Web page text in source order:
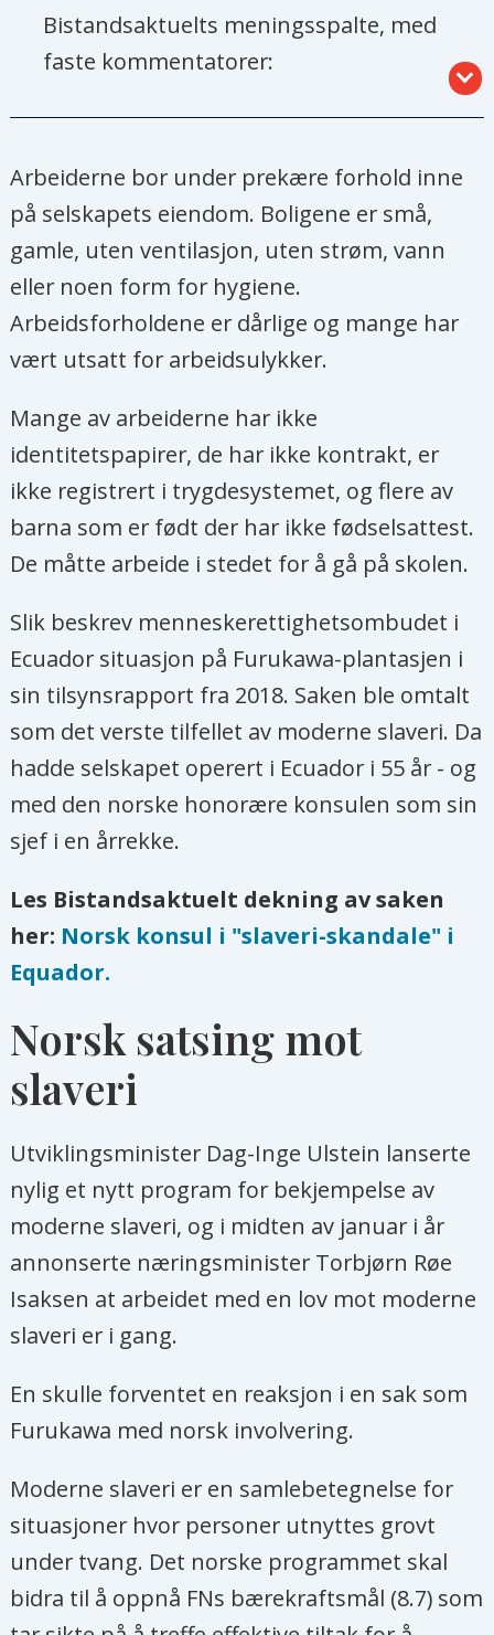
Bistandsaktuelts meningsspalte, med
faste kommentatorer:
Audun Aagre, leder i
Burmakomiteen
Sissel Aarak, fungerende
generalsekretær i SOS-barnebyer
Olutimehin Adegbeye
spaltist
, daglig leder i
Avyanna Diplomacy
Bernt Apeland, Røde Kors-sjef
Kiran Aziz
, advokat og
senioranalytiker for ansvarlige
Zeina Bali, daglig leder for Syrian
Peace Action Center (Space)
Tor A. Benjaminsen
, professor ved
Norges miljø- og biovitenskapelige
universitet
Amar Bokhari
Tidligere FN-ansatt og utenlandssjef
i Redd Barna.
Tankesmien Agenda
Benedicte Bull
Senter for utvikling og miljø ved
Universitetet i Oslo
Hilde Frafjord Johnson, tidligere
utviklingsminister og eks-FN-topp
Dagfinn Høybråten,
generalsekretær i Kirkens Nødhjelp
og debattleder
Tomm Kristiansen, journalist og
kommentator
Heidi Nordby Lunde,
stortingsrepresentant for Høyre
Tor-Hugne Olsen, daglig leder i Sex
Arbeiderne bor under prekære forhold inne
på selskapets eiendom. Boligene er små,
gamle, uten ventilasjon, uten strøm, vann
eller noen form for hygiene.
Arbeidsforholdene er dårlige og mange har
vært utsatt for arbeidsulykker.
Mange av arbeiderne har ikke
identitetspapirer, de har ikke kontrakt, er
ikke registrert i trygdesystemet, og flere av
barna som er født der har ikke fødselsattest.
De måtte arbeide i stedet for å gå på skolen.
Slik beskrev menneskerettighetsombudet i
Ecuador situasjon på Furukawa-plantasjen i
sin tilsynsrapport fra 2018. Saken ble omtalt
som det verste tilfellet av moderne slaveri. Da
hadde selskapet operert i Ecuador i 55 år - og
med den norske honorære konsulen som sin
sjef i en årrekke.
Les Bistandsaktuelt dekning av saken
her: Norsk konsul i "slaveri-skandale" i
Equador.
Norsk satsing mot
slaveri
Utviklingsminister Dag-Inge Ulstein lanserte
nylig et nytt program for bekjempelse av
moderne slaveri, og i midten av januar i år
annonserte næringsminister Torbjørn Røe
Isaksen at arbeidet med en lov mot moderne
slaveri er i gang.
En skulle forventet en reaksjon i en sak som
Furukawa med norsk involvering.
Moderne slaveri er en samlebetegnelse for
situasjoner hvor personer utnyttes grovt
under tvang. Det norske programmet skal
bidra til å oppnå FNs bærekraftsmål (8.7) som